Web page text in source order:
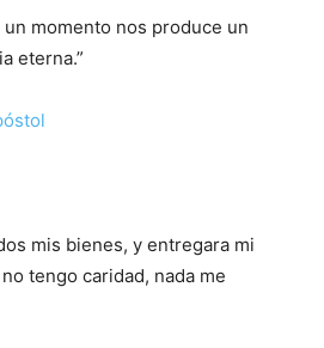
momento nos produce un
eterna.”
mis bienes, y entregara mi
tengo caridad, nada me